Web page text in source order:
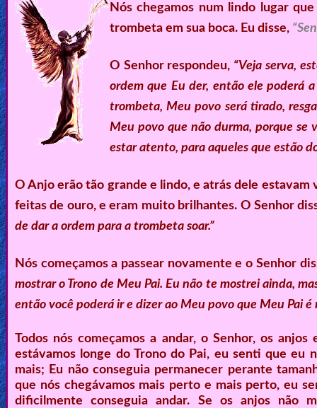
Nós chegamos num lindo lugar
trombeta em sua boca. Eu disse,
O Senhor respondeu, “Veja serva,
ordem que Eu der, então ele poderá
trombeta, Meu povo será tirado,
Meu povo que não durma, porque se
estar atento, para aqueles que estão
O Anjo erão tão grande e lindo, e atrás dele
feitas de ouro, e eram muito brilhantes. O Senhor
de dar a ordem para a trombeta soar.”
Nós começamos a passear novamente e o Senhor
mostrar o Trono de Meu Pai. Eu não te mostrei ainda,
então você poderá ir e dizer ao Meu povo que Meu Pai é
Todos nós começamos a andar, o Senhor, os anjos
estávamos longe do Trono do Pai, eu senti que eu
mais; Eu não conseguia permanecer perante
que nós chegávamos mais perto e mais perto, eu
dificilmente conseguia andar. Se os anjos não